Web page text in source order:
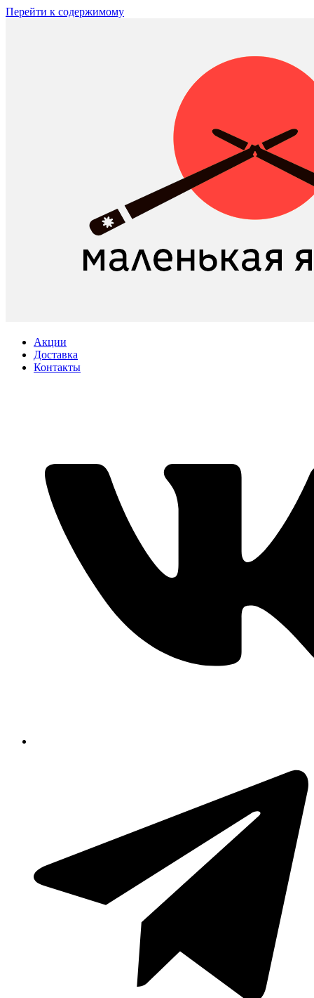
Перейти к содержимому
Акции
Доставка
Контакты